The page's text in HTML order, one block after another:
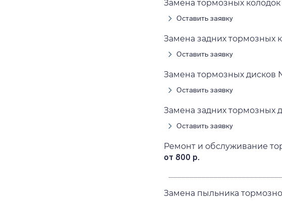
Замена тормозных
Оставить заявку
Замена задних тормозных
Оставить заявку
Замена тормозных дисков
Оставить заявку
Замена задних тормозных
Оставить заявку
Ремонт и обслуживание
от 800 р.
Замена пыльника